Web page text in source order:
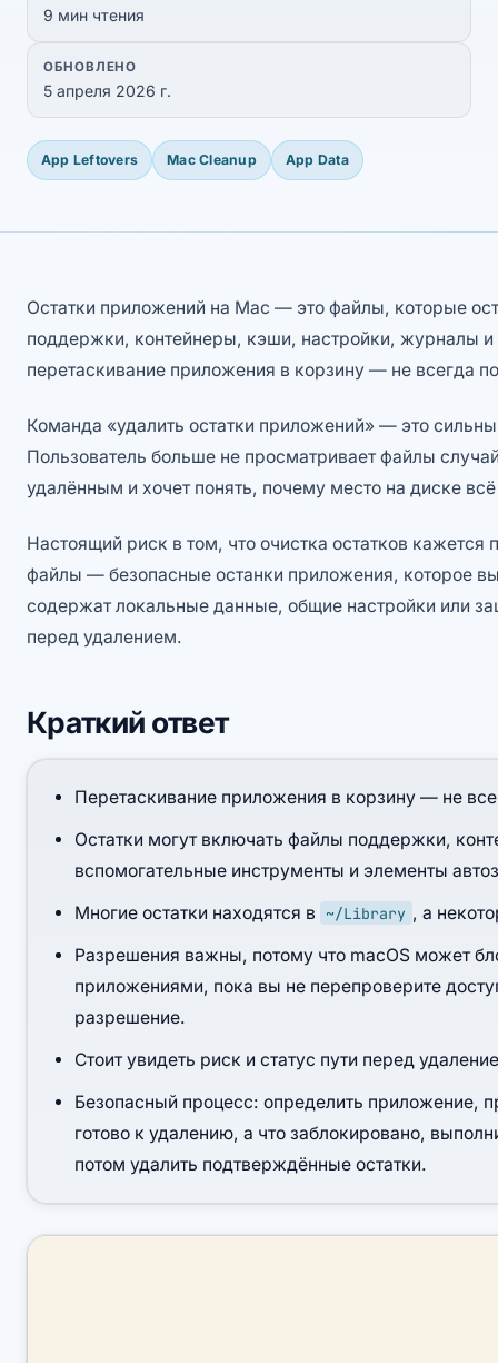
9 мин чтения
ОБНОВЛЕНО
5 апреля 2026 г.
App Leftovers Mac Cleanup App Data
Остатки приложений на Mac — это файлы, которые
поддержки, контейнеры, кэши, настройки, журналы
перетаскивание приложения в корзину — не всегда
Команда «удалить остатки приложений» — это
Пользователь больше не просматривает файлы
удалённым и хочет понять, почему место на диске
Настоящий риск в том, что очистка остатков
файлы — безопасные останки приложения, которое
содержат локальные данные, общие настройки или
перед удалением.
Краткий ответ
Перетаскивание приложения в корзину — не
Остатки могут включать файлы поддержки,
вспомогательные инструменты и элементы
Многие остатки находятся в
~/Library , а
Разрешения важны, потому что macOS может
приложениями, пока вы не перепроверите
разрешение.
Стоит увидеть риск и статус пути перед
Безопасный процесс: определить приложение,
готово к удалению, а что заблокировано,
потом удалить подтверждённые остатки.